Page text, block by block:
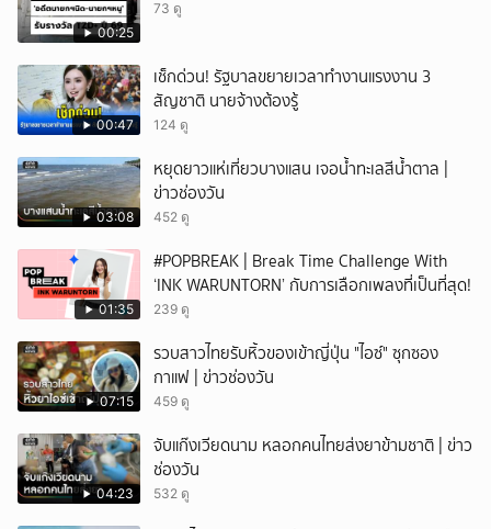
00:25
73 ดู
00:47
เช็กด่วน! รัฐบาลขยายเวลาทำงานแรงงาน 3
สัญชาติ นายจ้างต้องรู้
124 ดู
03:08
หยุดยาวแห่เที่ยวบางแสน เจอน้ำทะเลสีน้ำตาล |
ข่าวช่องวัน
452 ดู
01:35
#POPBREAK | Break Time Challenge With
‘INK WARUNTORN’ กับการเลือกเพลงที่เป็นที่สุด!
239 ดู
07:15
รวบสาวไทยรับหิ้วของเข้าญี่ปุ่น "ไอซ์" ซุกซอง
กาแฟ | ข่าวช่องวัน
459 ดู
04:23
จับแก๊งเวียดนาม หลอกคนไทยส่งยาข้ามชาติ | ข่าว
ช่องวัน
532 ดู